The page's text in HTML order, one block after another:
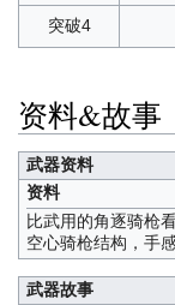
突破4
资料&故事
武器资料
资料
比武用的角逐骑枪
空心骑枪结构，手
武器故事